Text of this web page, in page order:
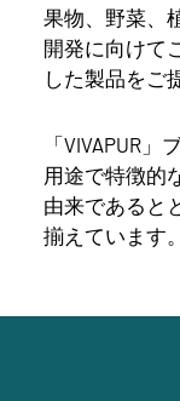
果物、野菜、
開発に向けて
した製品をご
「VIVAPUR
用途で特徴的
由来であると
揃えています。